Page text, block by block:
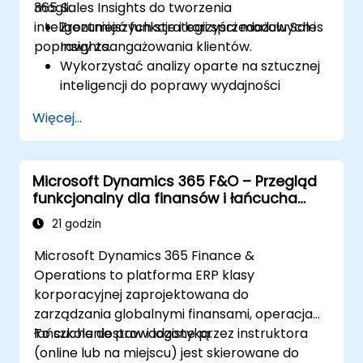
użytkowników (UAT) i plany testów
Tworzyć i pracować z Business Process
Modeler (BPM)
Rozumieć, jak korzystać z wyszukiwania
problemów
365 Sales Insights do tworzenia
inteligentniejszych strategii sprzedażowych i
poprawy zaangażowania klientów.
mogli:
Zrozumieć funkcje i korzyści modułu Sales
Insights.
Wykorzystać analizy oparte na sztucznej
inteligencji do poprawy wydajności
Dostosować i skonfigurować moduł do
konkretnych potrzeb biznesowych.
Wykorzystać analizy do oceny
potencjalnych klientów, monitorowania
relacji i zarządzania pipeline’em.
Zintegrować Sales Insights z innymi
innych firm.
Więcej...
Microsoft Dynamics 365 F&O – Przegląd
funkcjonalny dla finansów i łańcucha
dostaw
21 godzin
Microsoft Dynamics 365 Finance &
Operations to platforma ERP klasy
korporacyjnej zaprojektowana do
zarządzania globalnymi finansami, operacjami
łańcucha dostaw i logistyką.
To szkolenie prowadzone przez instruktora
(online lub na miejscu) jest skierowane do